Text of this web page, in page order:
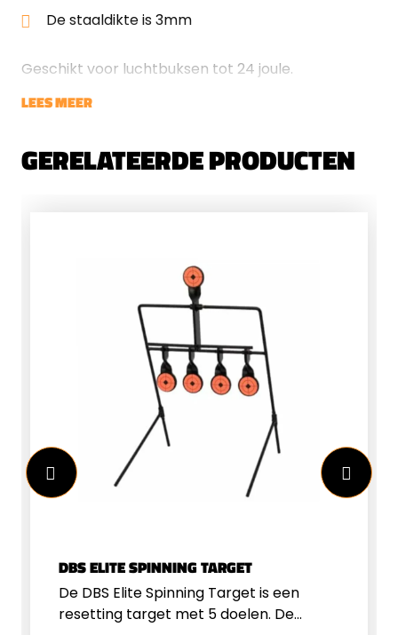
De staaldikte is 3mm
Geschikt voor luchtbuksen tot 24 joule.
LEES MEER
GERELATEERDE PRODUCTEN
DBS ELITE SPINNING TARGET
De DBS Elite Spinning Target is een
resetting target met 5 doelen. De